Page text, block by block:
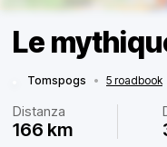
Le
Tomspogs • 5 roadbook
Distanza
166 km